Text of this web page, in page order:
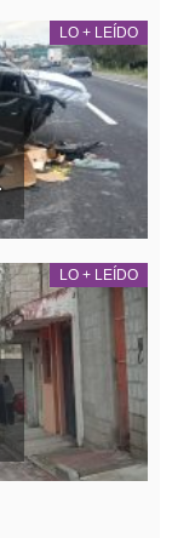
LO + LEÍDO
LO + LEÍDO